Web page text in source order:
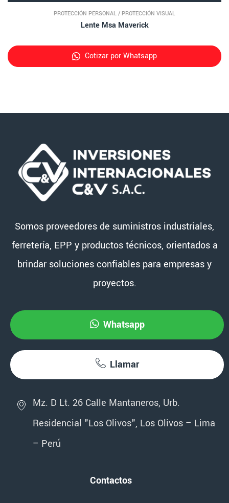
PROTECCIÓN PERSONAL / PROTECCIÓN VISUAL
Lente Msa Maverick
Cotizar por Whatsapp
Somos proveedores de suministros industriales,
ferretería, EPP y productos técnicos, orientados a
brindar soluciones confiables para empresas y
proyectos.
Whatsapp
Llamar
Mz. D Lt. 26 Calle Mantaneros, Urb.
Residencial "Los Olivos", Los Olivos – Lima
– Perú
Contactos